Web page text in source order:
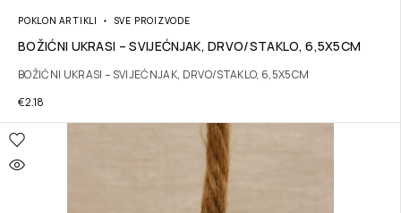
POKLON ARTIKLI SVE PROIZVODE
BOŽIĆNI UKRASI – SVIJEĆNJAK, DRVO/STAKLO, 6,5X5CM
BOŽIĆNI UKRASI – SVIJEĆNJAK, DRVO/STAKLO, 6,5X5CM
€2.18